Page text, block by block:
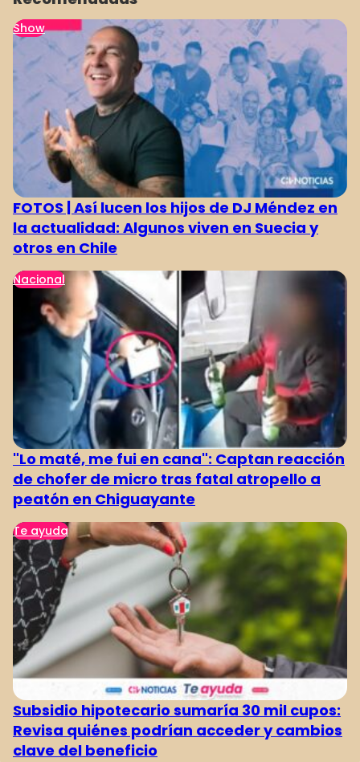
Show
FOTOS | Así lucen los hijos de DJ Méndez en
la actualidad: Algunos viven en Suecia y
otros en Chile
Nacional
"Lo maté, me fui en cana": Captan reacción
de chofer de micro tras fatal atropello a
peatón en Chiguayante
Te ayuda
Subsidio hipotecario sumaría 30 mil cupos:
Revisa quiénes podrían acceder y cambios
clave del beneficio